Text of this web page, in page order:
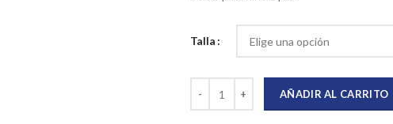
Talla
AÑADIR AL CARRITO